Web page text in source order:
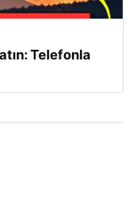
Telefonla